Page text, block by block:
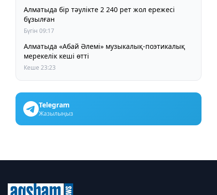
Алматыда бір тәулікте 2 240 рет жол ережесі
бұзылған
Бүгін 09:17
Алматыда «Абай Әлемі» музыкалық-поэтикалық
мерекелік кеші өтті
Кеше 23:23
Telegram
Жазылыңыз